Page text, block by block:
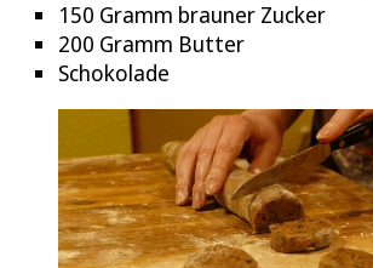
150 Gramm brauner Zucker
200 Gramm Butter
Schokolade